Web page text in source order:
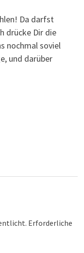
Da darfst
drücke Dir die
nochmal soviel
und darüber
Erforderliche